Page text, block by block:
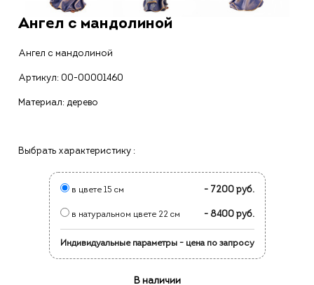
Ангел с мандолиной
Ангел с мандолиной
Артикул: 00-00001460
Материал: дерево
Выбрать характеристику :
в цвете 15 см - 7200 руб.
в натуральном цвете 22 см - 8400 руб.
Индивидуальные параметры - цена по запросу
В наличии